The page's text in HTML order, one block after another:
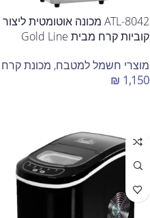
ATL-8042 מכונה אוטומטית ליצור
קוביות קרח מבית Gold Line
מוצרי חשמל למטבח, מכונת קרח
₪ 1,150